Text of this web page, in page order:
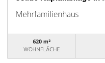
Mehrfamilienhaus
620 m²
WOHNFLÄCHE